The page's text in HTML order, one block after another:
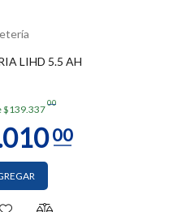
LIHD 5.5 AH
$139.337
00